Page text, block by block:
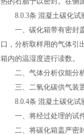
8.0.3条 混凝土碳化试
一、碳化箱带有密封盖
口，分析取样用的气体引
箱内的温湿度进行读数。
二、气体分析仪能分析
三、二氧化碳供气装置
8.0.4条 混凝土碳化试
一、将经过处理的试件
二、将碳化箱盖严密封